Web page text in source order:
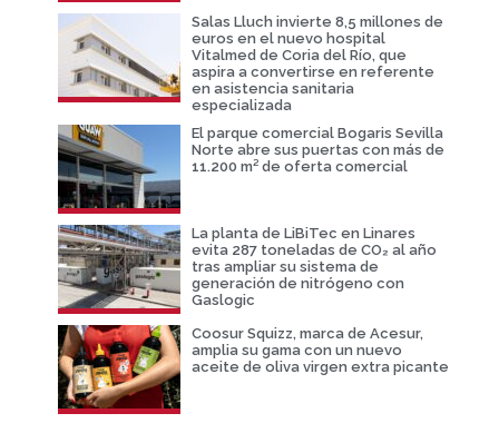
Salas Lluch invierte 8,5 millones de
euros en el nuevo hospital
Vitalmed de Coria del Río, que
aspira a convertirse en referente
en asistencia sanitaria
especializada
El parque comercial Bogaris Sevilla
Norte abre sus puertas con más de
11.200 m² de oferta comercial
La planta de LiBiTec en Linares
evita 287 toneladas de CO₂ al año
tras ampliar su sistema de
generación de nitrógeno con
Gaslogic
Coosur Squizz, marca de Acesur,
amplia su gama con un nuevo
aceite de oliva virgen extra picante